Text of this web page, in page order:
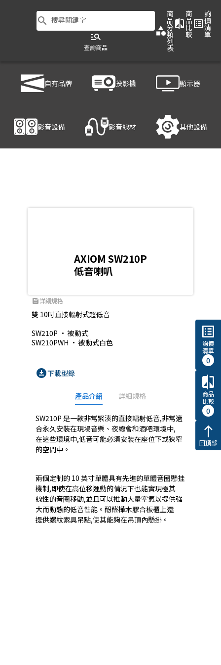
search 搜尋關鍵字
manage_search
查詢商品
category
商
品
分
類
列
表
compare
商
品
比
較
list_alt
詢
價
清
單
自有品牌 投影機 顯示器
影音設備 影音線材 其他設備
產品細節
AXIOM SW210P
低音喇叭
feed詳細規格
雙 10吋直接輻射式超低音
SW210P • 被動式
SW210PWH • 被動式白色
download_for_offline下載型錄
產品介紹 詳細規格
SW210P 是一款非常緊湊的直接輻射低音,非常適
合永久安裝在現場音樂、夜總會和酒吧環境中,
在這些環境中,低音可能必須安裝在座位下或狹窄
的空間中。
兩個定制的 10 英寸單體具有先進的單體音圈懸挂
機制,即使在高位移運動的情況下也能實現極其
線性的音圈移動,並且可以推動大量空氣以提供強
大而動態的低音性能。酚醛樺木膠合板櫃上還
提供螺紋索具吊點,使其能夠在吊頂內懸掛。
list_alt
詢價
清單
0
compare
商品
比較
0
north
回頂部